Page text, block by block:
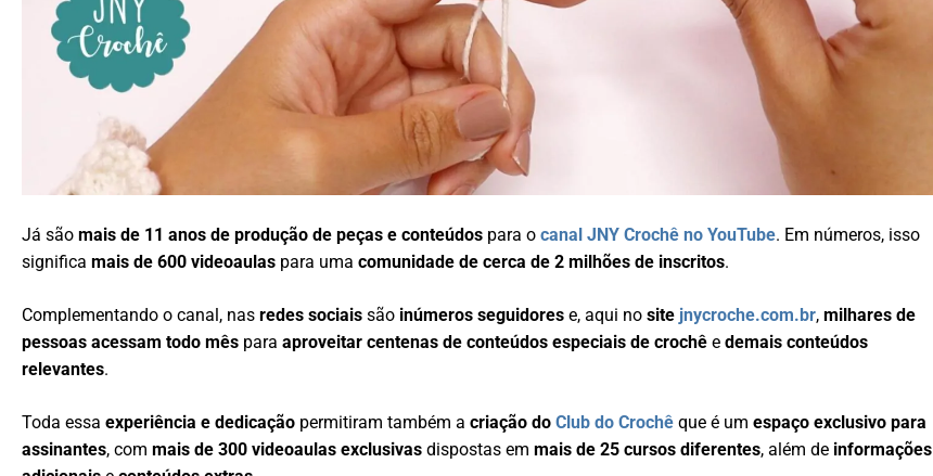
Já sãomais de 11 anos de produção de peças e conteúdos para ocanal JNY Crochê no YouTube. Em números, isso
significamais de 600 videoaulas para umacomunidade de cerca de 2 milhões de inscritos.
Complementando o canal, nasredes sociais são inúmeros seguidores e, aqui nosite jnycroche.com.br,milhares de
pessoas acessam todo mês paraaproveitar centenas de conteúdos especiais de crochêe demais conteúdos
relevantes.
Toda essaexperiência e dedicação permitiram também acriação doClub do Crochê que é umespaço exclusivo para
assinantes, commais de 300 videoaulas exclusivasdispostas em mais de 25 cursos diferentes, além de informações